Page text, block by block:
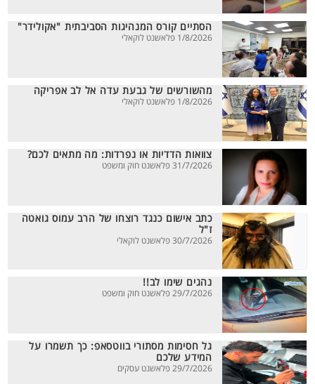
הסתיים קורס המנהיגות הסביבתית "אקולידר"
1/8/2026 פלאשנט לוקאלי
מהשורשים של גבעת עדה אל לב אפריקה
1/8/2026 פלאשנט לוקאלי
צוואות הדדיות או נפרדות: מה מתאים לכם?
31/7/2026 פלאשנט חוק ומשפט
כתב אישום כנגד רוצחו של הרב עמוס גואטה
ז"ל
30/7/2026 פלאשנט לוקאלי
נהגים שימו לב!!
29/7/2026 פלאשנט חוק ומשפט
גל חסימות מסתורי בווטסאפ: כך תשמרו על
המידע שלכם
29/7/2026 פלאשנט עסקים